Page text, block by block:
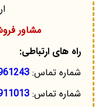
مشاور
راه های ارتباطی:
شماره تماس:
شماره تماس: